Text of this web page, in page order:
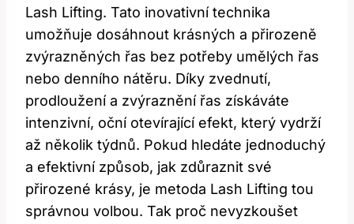
Lash Lifting. Tato inovativní technika⁢
umožňuje dosáhnout krásných a přirozeně ​
zvýrazněných řas bez potřeby umělých řas
nebo denního nátěru.⁣ Díky zvednutí,
prodloužení⁣ a zvýraznění řas získáváte
intenzivní, oční otevírající efekt, který vydrží
až několik týdnů. ⁣Pokud hledáte jednoduchý
a efektivní způsob, jak zdůraznit své‍
přirozené krásy, je metoda Lash Lifting ‍tou
správnou volbou. Tak proč nevyzkoušet